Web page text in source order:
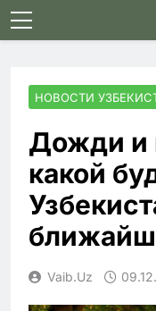
Skip
to
НОВОСТИ
Дожди и
какой
Vaib.uz